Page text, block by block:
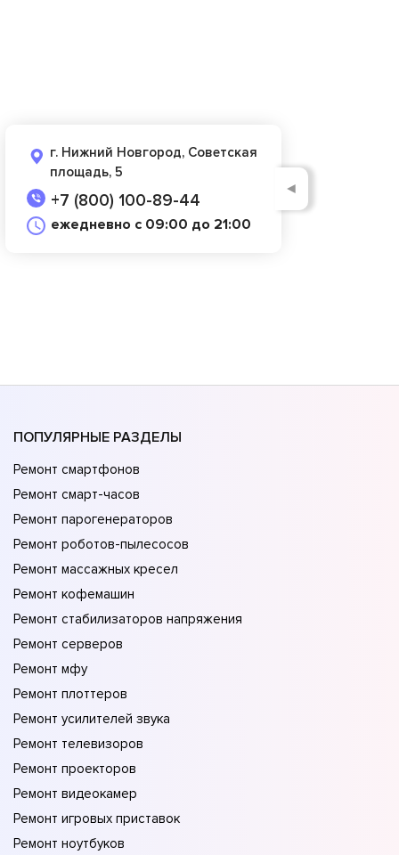
г. Нижний Новгород, Советская
площадь, 5
+7 (800) 100-89-44
ежедневно с 09:00 до 21:00
◄
ПОПУЛЯРНЫЕ РАЗДЕЛЫ
Ремонт смартфонов
Ремонт смарт-часов
Ремонт парогенераторов
Ремонт роботов-пылесосов
Ремонт массажных кресел
Ремонт кофемашин
Ремонт стабилизаторов напряжения
Ремонт серверов
Ремонт мфу
Ремонт плоттеров
Ремонт усилителей звука
Ремонт телевизоров
Ремонт проекторов
Ремонт видеокамер
Ремонт игровых приставок
Ремонт ноутбуков